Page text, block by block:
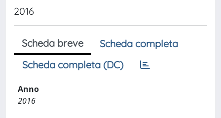
2016
Scheda breve
Scheda completa
Scheda completa (DC)
Anno
2016